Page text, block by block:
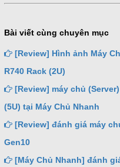
Bài viết cùng chuyên mục
[Review] Hình ảnh Máy
R740 Rack (2U)
[Review] máy chủ
(5U) tại Máy Chủ Nhanh
[Review] đánh giá máy
Gen10
[Máy Chủ Nhanh] đánh